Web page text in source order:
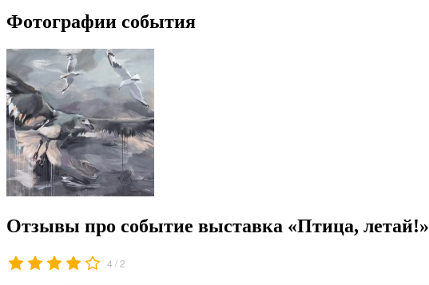
Фотографии события
Отзывы про событие выставка «Птица, летай!»
4 /2